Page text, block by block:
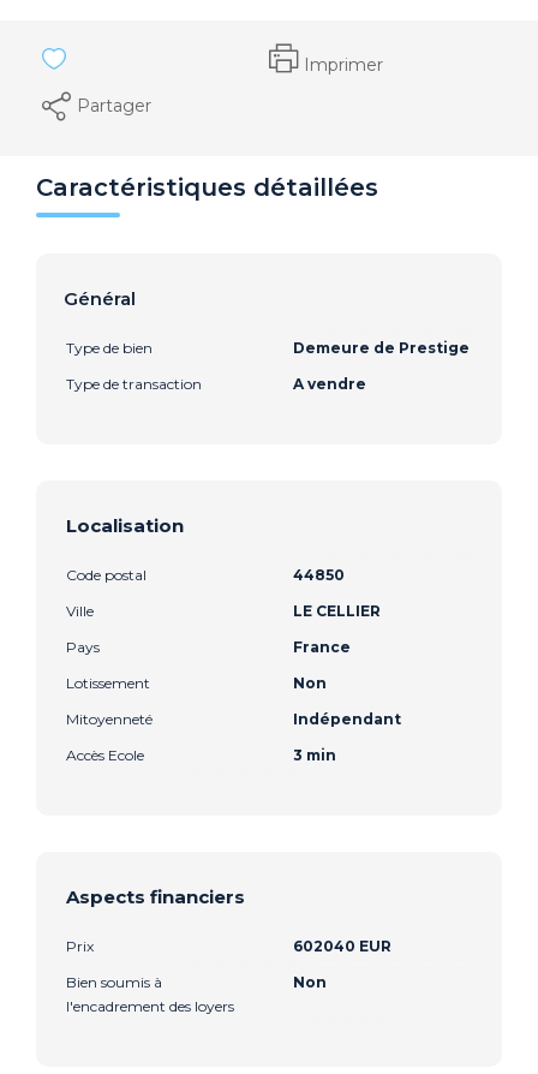
Imprimer
Partager
Caractéristiques détaillées
Général
Type de bien
Demeure de Prestige
Type de transaction
A vendre
Localisation
Code postal
44850
Ville
LE CELLIER
Pays
France
Lotissement
Non
Mitoyenneté
Indépendant
Accès Ecole
3 min
Aspects financiers
Prix
602040 EUR
Bien soumis à
l'encadrement des loyers
Non